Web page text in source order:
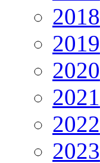
2018
2019
2020
2021
2022
2023